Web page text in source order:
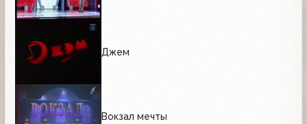
Джем
Вокзал мечты